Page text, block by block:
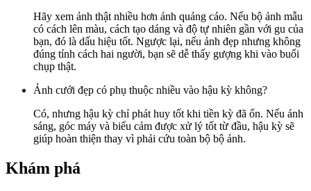
Hãy xem ảnh thật nhiều hơn ảnh quảng cáo. Nếu bộ ảnh mẫu
có cách lên màu, cách tạo dáng và độ tự nhiên gần với gu của
bạn, đó là dấu hiệu tốt. Ngược lại, nếu ảnh đẹp nhưng không
đúng tính cách hai người, bạn sẽ dễ thấy gượng khi vào buổi
chụp thật.
Ảnh cưới đẹp có phụ thuộc nhiều vào hậu kỳ không?
Có, nhưng hậu kỳ chỉ phát huy tốt khi tiền kỳ đã ổn. Nếu ánh
sáng, góc máy và biểu cảm được xử lý tốt từ đầu, hậu kỳ sẽ
giúp hoàn thiện thay vì phải cứu toàn bộ bộ ảnh.
Khám phá